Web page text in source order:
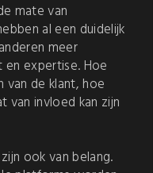
mate van
al een duidelijk
meer
expertise. Hoe
van de klant, hoe
van invloed kan zijn
ook van belang.